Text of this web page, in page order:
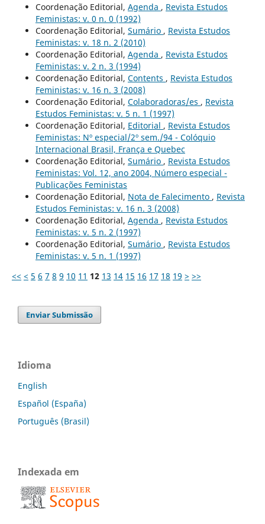
Coordenação Editorial, Agenda , Revista Estudos
Feministas: v. 0 n. 0 (1992)
Coordenação Editorial, Sumário , Revista Estudos
Feministas: v. 18 n. 2 (2010)
Coordenação Editorial, Agenda , Revista Estudos
Feministas: v. 2 n. 3 (1994)
Coordenação Editorial, Contents , Revista Estudos
Feministas: v. 16 n. 3 (2008)
Coordenação Editorial, Colaboradoras/es , Revista
Estudos Feministas: v. 5 n. 1 (1997)
Coordenação Editorial, Editorial , Revista Estudos
Feministas: Nº especial/2º sem./94 - Colóquio
Internacional Brasil, França e Quebec
Coordenação Editorial, Sumário , Revista Estudos
Feministas: Vol. 12, ano 2004, Número especial -
Publicações Feministas
Coordenação Editorial, Nota de Falecimento , Revista
Estudos Feministas: v. 16 n. 3 (2008)
Coordenação Editorial, Agenda , Revista Estudos
Feministas: v. 5 n. 2 (1997)
Coordenação Editorial, Sumário , Revista Estudos
Feministas: v. 5 n. 1 (1997)
<< < 5 6 7 8 9 10 11 12 13 14 15 16 17 18 19 > >>
Enviar Submissão
Idioma
English
Español (España)
Português (Brasil)
Indexada em